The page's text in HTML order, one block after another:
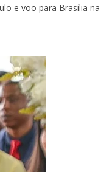
e voo para Brasília na